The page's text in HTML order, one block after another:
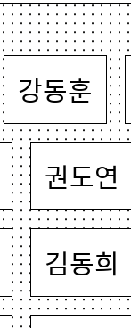
강동훈
권도연
김동희